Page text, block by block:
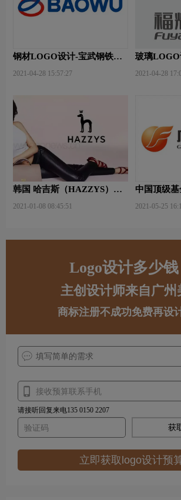
钢材LOGO设计-宝武钢铁品
2021-04-28 15:57:27
玻璃
2021-04-28
韩国 哈吉斯（HAZZYS）品
2021-01-08 08:45:51
中国顶级
2021-05-25
Logo设计多少钱
主创设计师来自广州
商标注册不成功免费再设
请接听回复来电135 0150 2207
获
立即获取logo设计预